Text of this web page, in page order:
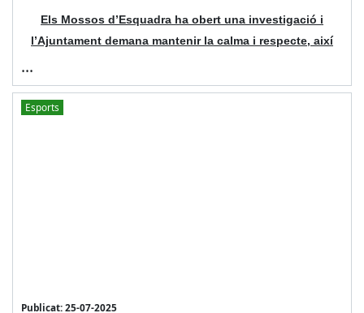
Els Mossos d’Esquadra ha obert una investigació i
l’Ajuntament demana mantenir la calma i respecte, així
...
Esports
Publicat: 25-07-2025